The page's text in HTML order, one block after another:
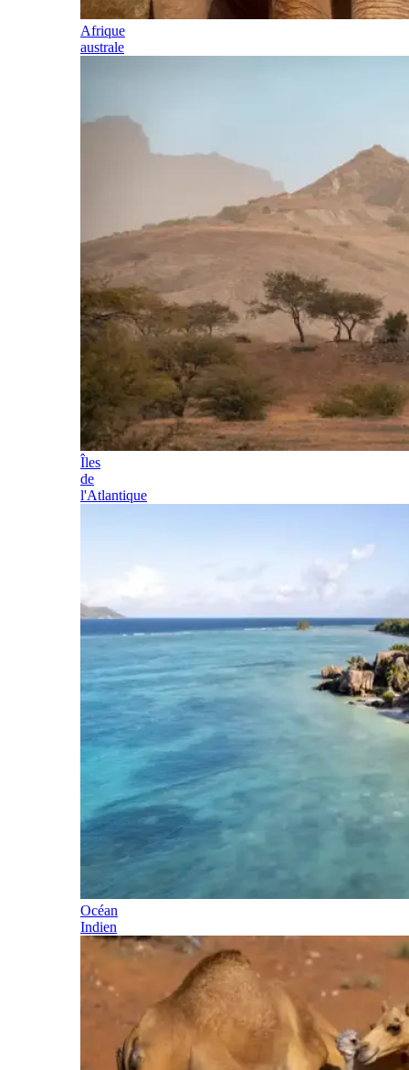
Afrique
australe
Îles
de
l'Atlantique
Océan
Indien